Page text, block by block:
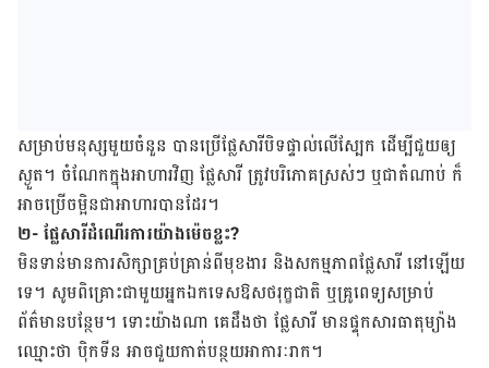
សម្រាប់​មនុស្ស​មួយ​ចំនួន ​បាន​ប្រើ​ផ្លែ​សារី​បិទ​ផ្ទាល់​លើ​ស្បែក​ ដើម្បី​ជួយ​ឲ្យ​
ស្ងួត។ ចំណែក​ក្នុង​អាហារ​វិញ​ ផ្លែ​សារី​ ត្រូវ​បរិភោគ​ស្រស់ៗ​ ឬ​ជា​តំណាប់ ក៏​
អាច​ប្រើ​ចម្អិនជា​​អាហារបាន​ដែរ។
២- ផ្លែសារីដំណើរ​ការ​យ៉ាង​ម៉េច​ខ្លះ?
មិន​ទាន់​មាន​ការ​សិក្សា​គ្រប់គ្រាន់​ពី​មុខងារ និង​សកម្មភាព​ផ្លែ​សារី នៅ​ឡើយ
ទេ។ សូម​ពិគ្រោះ​ជាមួយ​អ្នក​ឯកទេស​ឱសថ​រុក្ខជាតិ ​​ឬ​គ្រូពេទ្យ​​សម្រាប់​
ព័ត៌មាន​បន្ថែម។ ទោះ​យ៉ាង​ណា គេ​ដឹង​ថា​ ផ្លែ​សារី ​មាន​ផ្ទុក​សារធាតុ​ម្យ៉ាង​
ឈ្មោះ​ថា ​ប៉ិកទីន​ ​អាច​ជួយ​កាត់​បន្ថយអាការៈ​រាក។